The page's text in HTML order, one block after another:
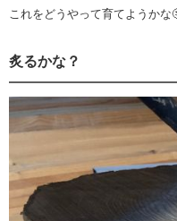
これをどうやって育てようかな
炙るかな？